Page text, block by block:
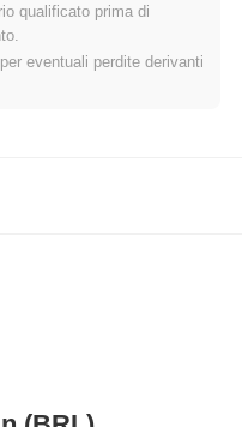
Coin rispetto al
registrato un calo del
qualificato prima di
eventuali perdite derivanti